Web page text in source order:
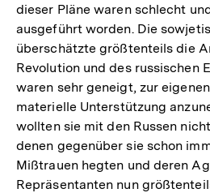
dieser Pläne waren schlecht
ausgeführt worden. Die
überschätzte größtenteils die
Revolution und des russischen
waren sehr geneigt, zur
materielle Unterstützung
wollten sie mit den Russen
denen gegenüber sie schon
Mißtrauen hegten und deren
Repräsentanten nun